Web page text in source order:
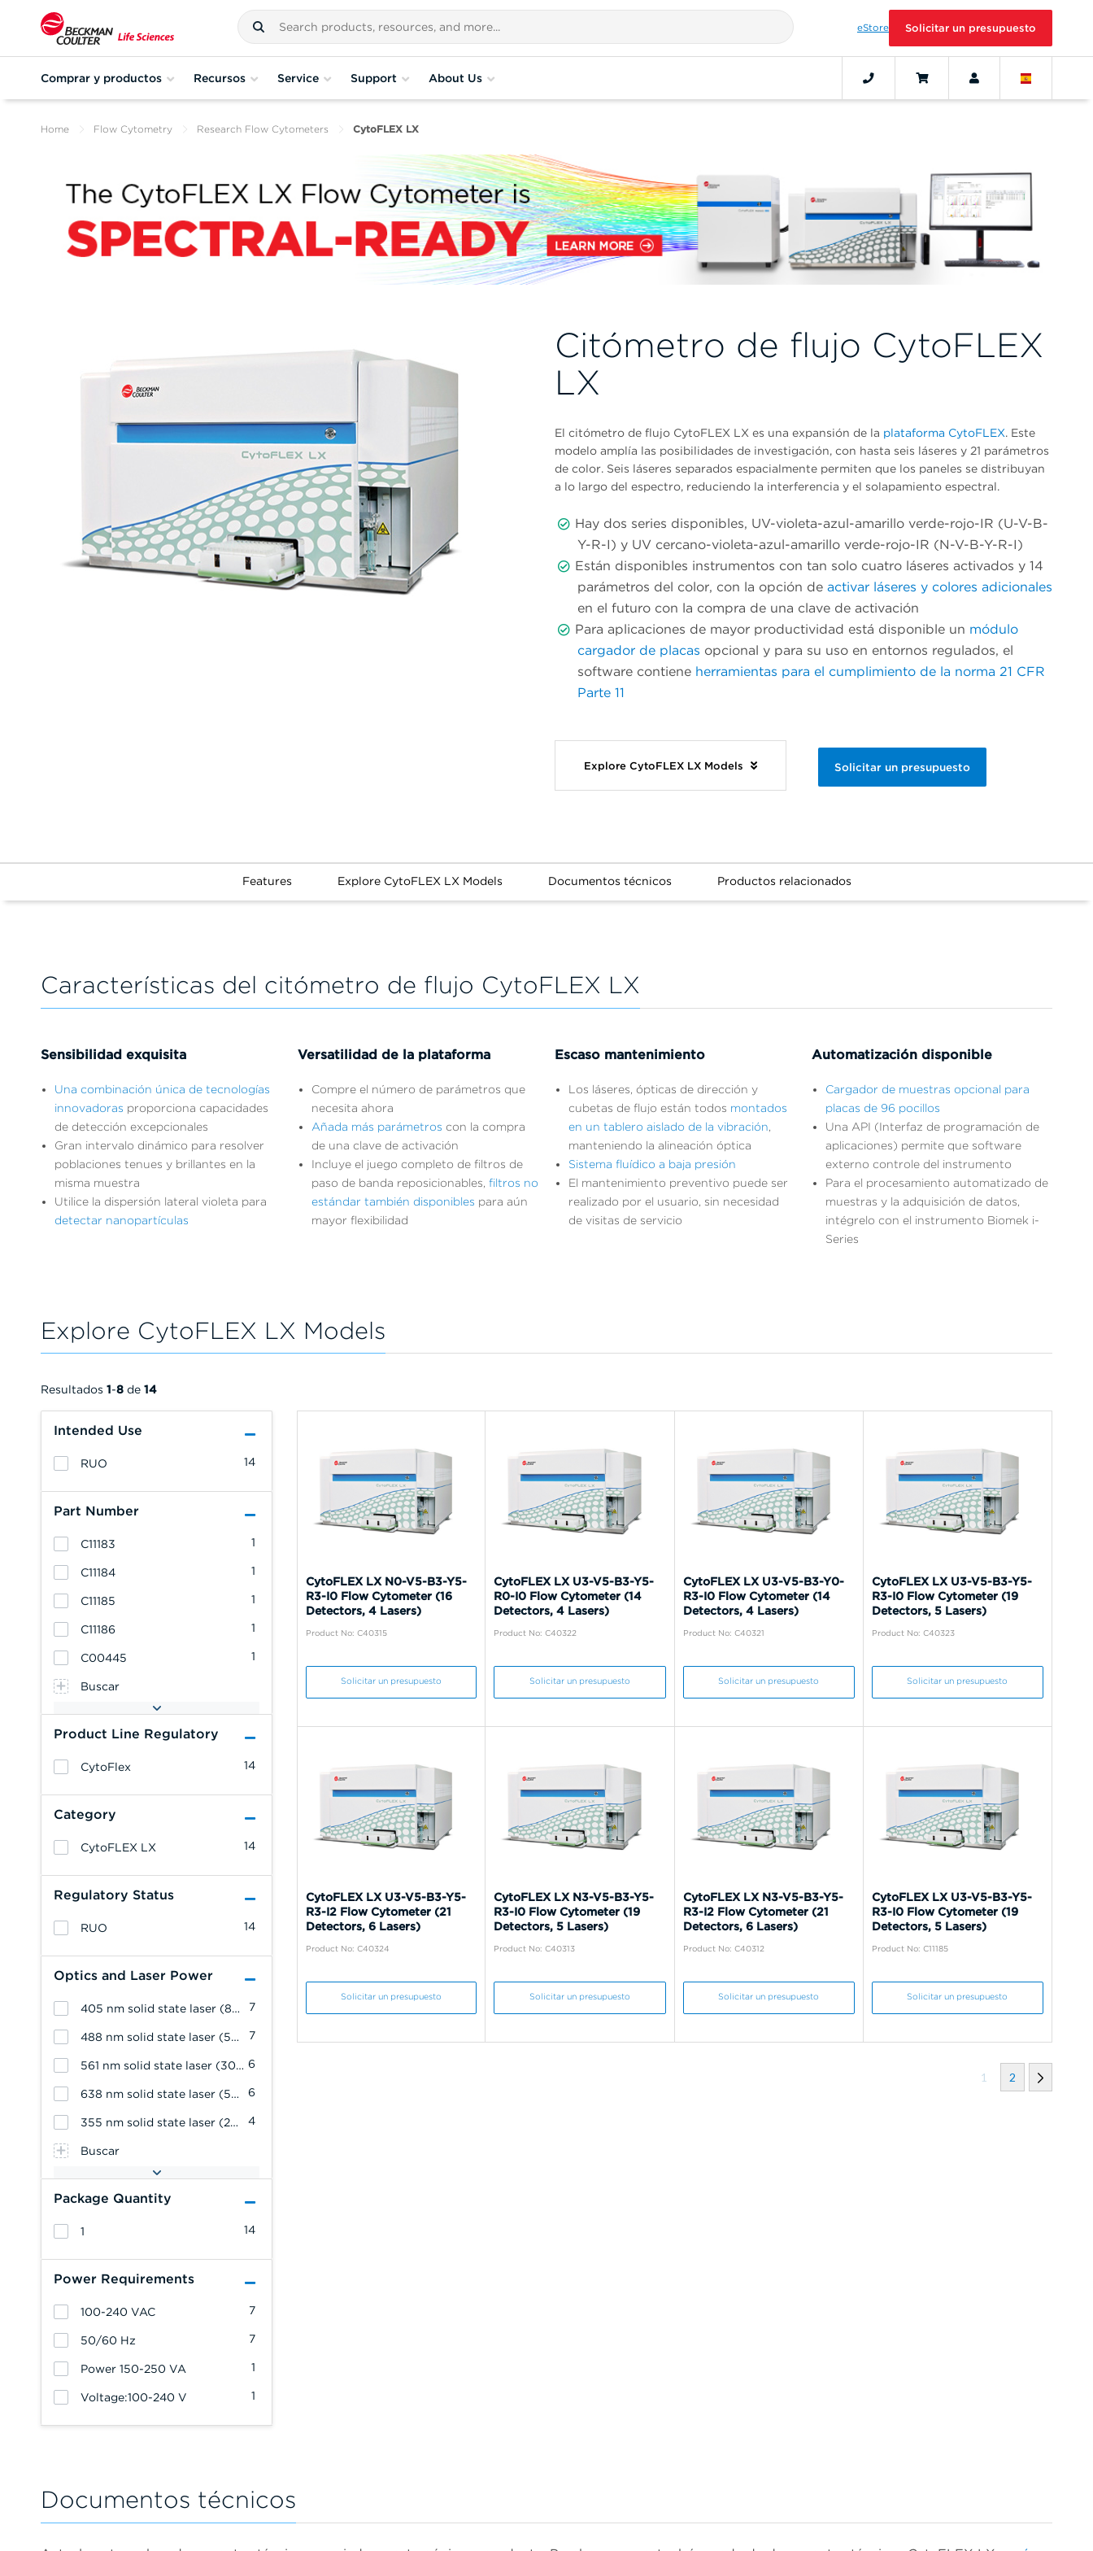
eStore Solicitar un presupuesto
Comprar y productos Recursos Service Support About Us
Home Flow Cytometry Research Flow Cytometers CytoFLEX LX
Citómetro de flujo CytoFLEX
LX
El citómetro de flujo CytoFLEX LX es una expansión de la plataforma CytoFLEX. Este
modelo amplía las posibilidades de investigación, con hasta seis láseres y 21 parámetros
de color. Seis láseres separados espacialmente permiten que los paneles se distribuyan
a lo largo del espectro, reduciendo la interferencia y el solapamiento espectral.
Hay dos series disponibles, UV-violeta-azul-amarillo verde-rojo-IR (U-V-B-
Y-R-I) y UV cercano-violeta-azul-amarillo verde-rojo-IR (N-V-B-Y-R-I)
Están disponibles instrumentos con tan solo cuatro láseres activados y 14
parámetros del color, con la opción de activar láseres y colores adicionales
en el futuro con la compra de una clave de activación
Para aplicaciones de mayor productividad está disponible un módulo
cargador de placas opcional y para su uso en entornos regulados, el
software contiene herramientas para el cumplimiento de la norma 21 CFR
Parte 11
Explore CytoFLEX LX Models Solicitar un presupuesto
Features Explore CytoFLEX LX Models Documentos técnicos Productos relacionados
Características del citómetro de flujo CytoFLEX LX
Sensibilidad exquisita
Una combinación única de tecnologías
innovadoras proporciona capacidades
de detección excepcionales
Gran intervalo dinámico para resolver
poblaciones tenues y brillantes en la
misma muestra
Utilice la dispersión lateral violeta para
detectar nanopartículas
Versatilidad de la plataforma
Compre el número de parámetros que
necesita ahora
Añada más parámetros con la compra
de una clave de activación
Incluye el juego completo de filtros de
paso de banda reposicionables, filtros no
estándar también disponibles para aún
mayor flexibilidad
Escaso mantenimiento
Los láseres, ópticas de dirección y
cubetas de flujo están todos montados
en un tablero aislado de la vibración,
manteniendo la alineación óptica
Sistema fluídico a baja presión
El mantenimiento preventivo puede ser
realizado por el usuario, sin necesidad
de visitas de servicio
Automatización disponible
Cargador de muestras opcional para
placas de 96 pocillos
Una API (Interfaz de programación de
aplicaciones) permite que software
externo controle del instrumento
Para el procesamiento automatizado de
muestras y la adquisición de datos,
intégrelo con el instrumento Biomek i-
Series
Explore CytoFLEX LX Models
Intended Use
14
RUO
Part Number
1
C11183
1
C11184
1
C11185
1
C11186
1
C00445
Buscar
Product Line Regulatory
14
CytoFlex
Category
14
CytoFLEX LX
Regulatory Status
14
RUO
Optics and Laser Power
7
405 nm solid state laser (80 mW)
7
488 nm solid state laser (50 mW)
6
561 nm solid state laser (30 mW)
6
638 nm solid state laser (50 mW)
4
355 nm solid state laser (20 mW)
Buscar
Package Quantity
14
1
Power Requirements
7
100-240 VAC
7
50/60 Hz
1
Power 150-250 VA
1
Voltage:100-240 V
Resultados 1-8 de 14
CytoFLEX LX N0-V5-B3-Y5-
R3-I0 Flow Cytometer (16
Detectors, 4 Lasers)
Product No: C40315
Solicitar un presupuesto
CytoFLEX LX U3-V5-B3-Y5-
R0-I0 Flow Cytometer (14
Detectors, 4 Lasers)
Product No: C40322
Solicitar un presupuesto
CytoFLEX LX U3-V5-B3-Y0-
R3-I0 Flow Cytometer (14
Detectors, 4 Lasers)
Product No: C40321
Solicitar un presupuesto
CytoFLEX LX U3-V5-B3-Y5-
R3-I0 Flow Cytometer (19
Detectors, 5 Lasers)
Product No: C40323
Solicitar un presupuesto
CytoFLEX LX U3-V5-B3-Y5-
R3-I2 Flow Cytometer (21
Detectors, 6 Lasers)
Product No: C40324
Solicitar un presupuesto
CytoFLEX LX N3-V5-B3-Y5-
R3-I0 Flow Cytometer (19
Detectors, 5 Lasers)
Product No: C40313
Solicitar un presupuesto
CytoFLEX LX N3-V5-B3-Y5-
R3-I2 Flow Cytometer (21
Detectors, 6 Lasers)
Product No: C40312
Solicitar un presupuesto
CytoFLEX LX U3-V5-B3-Y5-
R3-I0 Flow Cytometer (19
Detectors, 5 Lasers)
Product No: C11185
Solicitar un presupuesto
1 2
Documentos técnicos